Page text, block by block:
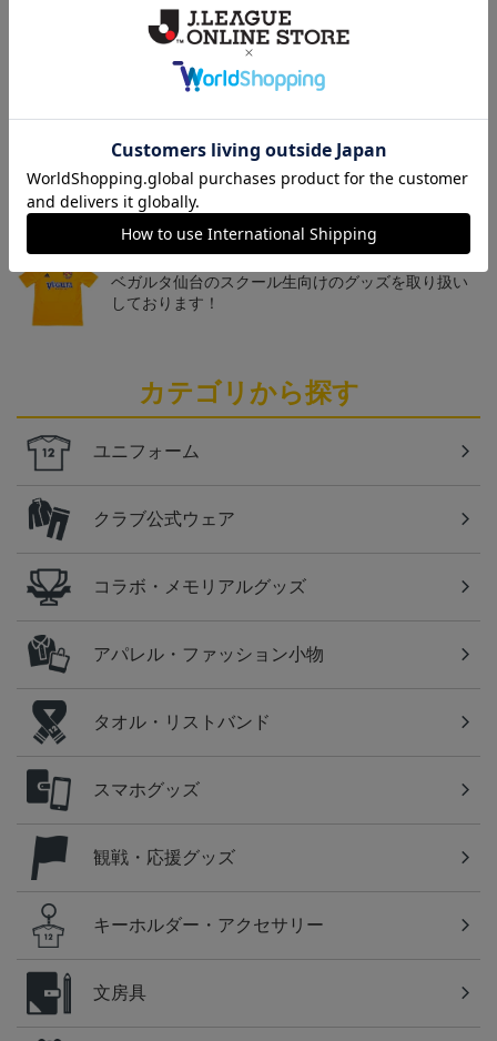
仙台
チームマスコットグッズは、サポーターやファン必
見！今すぐチェックしてみてください！
仙台
ベガルタ仙台のスクール生向けのグッズを取り扱い
しております！
カテゴリから探す
ユニフォーム
クラブ公式ウェア
コラボ・メモリアルグッズ
アパレル・ファッション小物
タオル・リストバンド
スマホグッズ
観戦・応援グッズ
キーホルダー・アクセサリー
文房具